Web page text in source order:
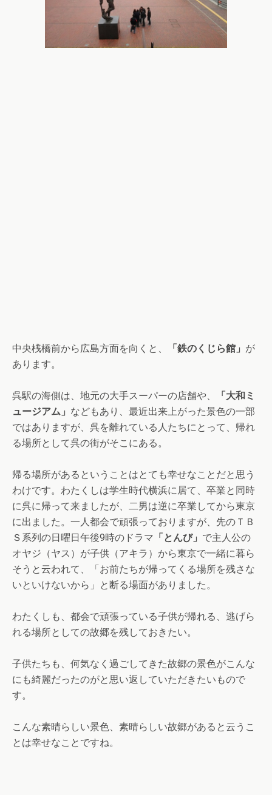
中央桟橋前から広島方面を向くと、 「鉄のくじら館」 が
あります。
呉駅の海側は、地元の大手スーパーの店舗や、
「大和ミ
ュージアム」 などもあり、最近出来上がった景色の一部
ではありますが、呉を離れている人たちにとって、帰れ
る場所として呉の街がそこにある。
帰る場所があるということはとても幸せなことだと思う
わけです。わたくしは学生時代横浜に居て、卒業と同時
に呉に帰って来ましたが、二男は逆に卒業してから東京
に出ました。一人都会で頑張っておりますが、先のＴＢ
Ｓ系列の日曜日午後9時のドラマ 「とんび」 で主人公の
オヤジ（ヤス）が子供（アキラ）から東京で一緒に暮ら
そうと云われて、「お前たちが帰ってくる場所を残さな
いといけないから」と断る場面がありました。
わたくしも、都会で頑張っている子供が帰れる、逃げら
れる場所としての故郷を残しておきたい。
子供たちも、何気なく過ごしてきた故郷の景色がこんな
にも綺麗だったのがと思い返していただきたいもので
す。
こんな素晴らしい景色、素晴らしい故郷があると云うこ
とは幸せなことですね。